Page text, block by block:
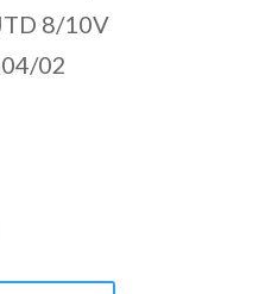
8/10V
02